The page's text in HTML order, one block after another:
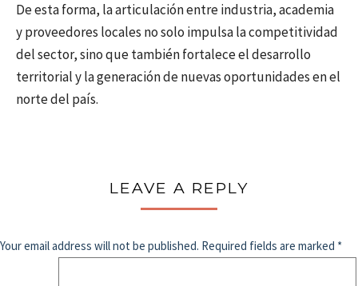
De esta forma, la articulación entre industria, academia
y proveedores locales no solo impulsa la competitividad
del sector, sino que también fortalece el desarrollo
territorial y la generación de nuevas oportunidades en el
norte del país.
LEAVE A REPLY
Your email address will not be published. Required fields are marked *